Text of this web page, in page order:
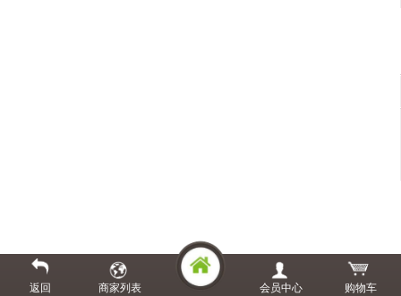
返回 商家列表 会员中心 购物车